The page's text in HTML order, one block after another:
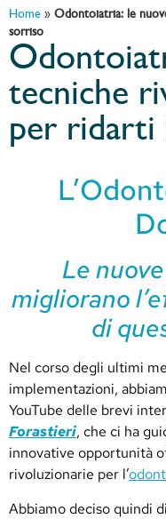
Home » Odontoiatria: le
sorriso
tecniche
per ridarti
Le
migliorano
di
Nel corso degli ultimi
implementazioni,
YouTube delle brevi
Forastieri, che ci ha
innovative opportunità
rivoluzionarie per l’
Abbiamo deciso quindi